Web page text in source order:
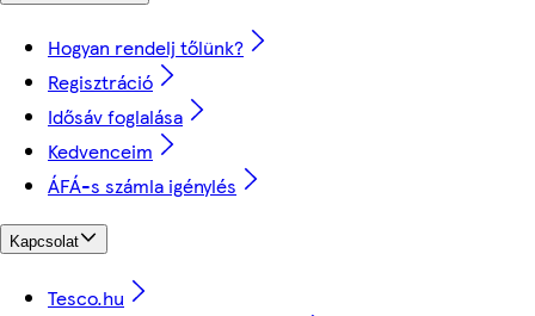
Hogyan rendelj tőlünk?
Regisztráció
Idősáv foglalása
Kedvenceim
ÁFÁ-s számla igénylés
Kapcsolat
Tesco.hu